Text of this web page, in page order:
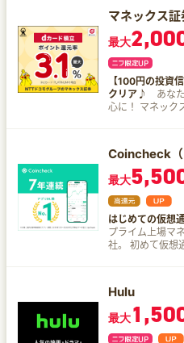
最大10％（※6）
６．手軽にゴー
ード ゴールド（
特典を手軽に楽
カードを持つ方
カードデビューしち
魔法、実質1.5%
カードを手に入
たも三井住友カ
な生活をスタートし
や算定期間等の
井住友カードの
い。 ※2 毎年
年、年間100万
カード現物のタ
み、磁気取引は
店舗などでは、
いただく場合が
ませんので、ご
とならない金額
い。
マネックス証
最大
【100円の投資
クリア♪
あな
心に！ マネック
年11月末） お
末） 投資経験者
く投資経験のあ
投資信託はもち
どの幅広い取扱
の郵送は不要、「3
経験者も安心できる理由 投資信
ら購入できる 購
に応じてマネッ
での申込経験に
取引 米国株の取
取引の開始など
銘柄を提示して
「銘柄スカウタ
Coincheck（
最大
はじめての仮想
プライム上場マ
社。 初めて仮想
年連続アプリダ
リ、国内最大級
の暗号資産取引
データ協力：AppTweak 取り扱い
Hulu
最大